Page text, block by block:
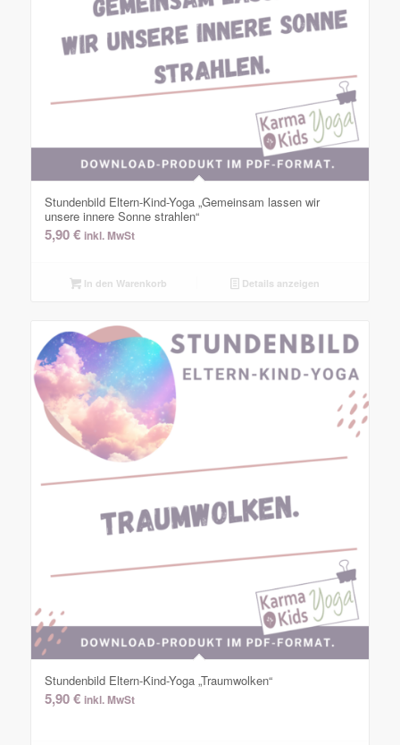
Stundenbild Eltern-Kind-Yoga „Gemeinsam lassen wir
unsere innere Sonne strahlen“
5,90€ inkl. MwSt
In den Warenkorb Details anzeigen
Stundenbild Eltern-Kind-Yoga „Traumwolken“
5,90€ inkl. MwSt